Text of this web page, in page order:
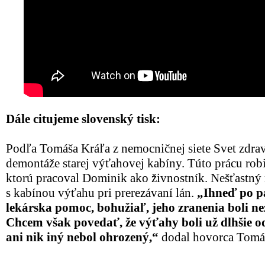
Dále citujeme slovenský tisk:
Podľa Tomáša Kráľa z nemocničnej siete Svet
demontáže starej výťahovej kabíny. Túto prácu
ktorú pracoval Dominik ako živnostník.
s kabínou výťahu pri prerezávaní lán. „Ihneď po
lekárska pomoc, bohužiaľ, jeho zranenia boli
Chcem však povedať, že výťahy boli už dlhšie
ani nik iný nebol ohrozený,“ dodal hovorca